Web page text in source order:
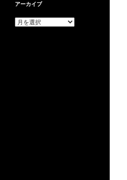
アーカイブ
ア